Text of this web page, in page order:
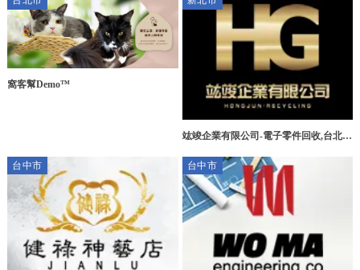
窩客幫Demo™
竑竣企業有限公司-電子零件回收,台北電
電子零件回收
台中市 台中市